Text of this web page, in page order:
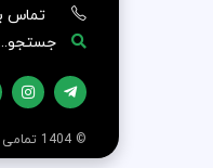
تماس
© 1404 تمامی حقوق محفوظ است